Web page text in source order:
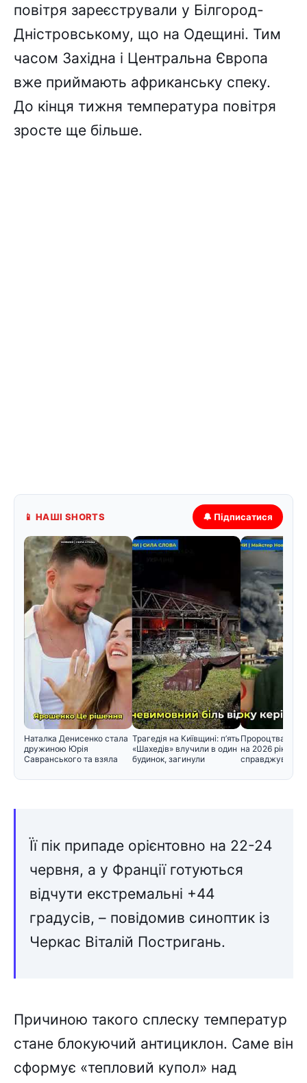
повітря зареєстрували у Білгород-
Дністровському, що на Одещині. Тим
часом Західна і Центральна Європа
вже приймають африканську спеку.
До кінця тижня температура повітря
зросте ще більше.
📱 НАШІ SHORTS 🔔 Підписатися
Наталка Денисенко стала
дружиною Юрія
Савранського та взяла
Трагедія на Київщині: п’ять
«Шахедів» влучили в один
будинок, загинули
Пророцтва
на 2026 рік
Її пік припаде орієнтовно на 22-24
червня, а у Франції готуються
відчути екстремальні +44
градусів, – повідомив синоптик із
Черкас Віталій Постригань.
Причиною такого сплеску температур
стане блокуючий антициклон. Саме він
сформує «тепловий купол» над